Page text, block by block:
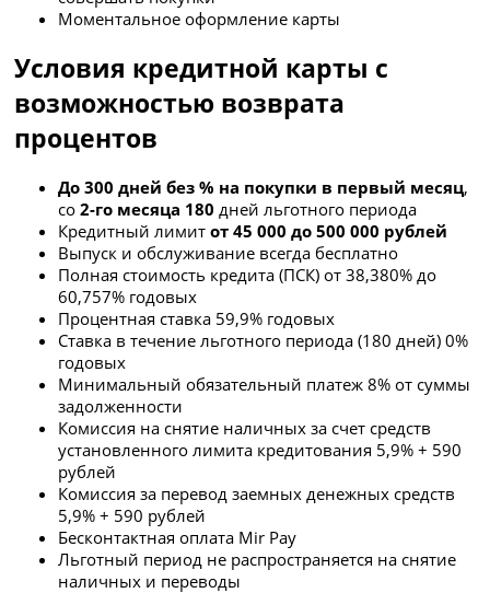
Моментальное оформление карты
Условия кредитной карты с
возможностью возврата
процентов
До 300 дней без % на покупки в первый месяц,
со 2-го месяца 180 дней льготного периода
Кредитный лимитот 45 000 до 500 000 рублей
Выпуск и обслуживание всегда бесплатно
Полная стоимость кредита (ПСК) от 38,380% до
60,757% годовых
Процентная ставка 59,9% годовых
Ставка в течение льготного периода (180 дней) 0%
годовых
Минимальный обязательный платеж 8% от суммы
задолженности
Комиссия на снятие наличных за счет средств
установленного лимита кредитования 5,9% + 590
рублей
Комиссия за перевод заемных денежных средств
5,9% + 590 рублей
Бесконтактная оплата Mir Pay
Льготный период не распространяется на снятие
наличных и переводы